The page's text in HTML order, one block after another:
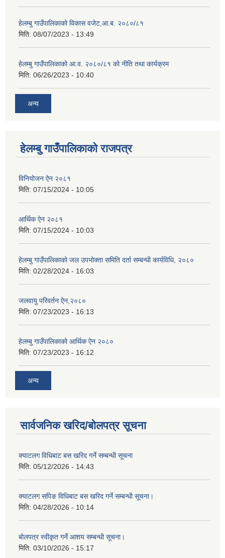
हेलम्बु गाउँपालिकाको विकास वजेट,आ.ब. २०८०/८१
मिति: 08/07/2023 - 13:49
हेलम्बु गाउँपालिकाको आ.व. २०८०/८१ को नीति तथा कार्यक्रम
मिति: 06/26/2023 - 10:40
अन्य
हेलम्बु गाउँपालिकाको राजपत्र
विनियोजन ऐन २०८१
मिति: 07/15/2024 - 10:05
आर्थिक ऐन २०८१
मिति: 07/15/2024 - 10:03
हेलम्बु गाउँपालिकाको जल उपभोक्ता समिति दर्ता सम्बन्धी कार्यविधि, २०८०
मिति: 02/28/2024 - 16:03
जलवायु परिवर्तन ऐन,२०८०
मिति: 07/23/2023 - 16:13
हेलम्बु गाउँपालिकाको आर्थिक ऐन २०८०
मिति: 07/23/2023 - 16:12
अन्य
सार्वजनिक खरिद/बोलपत्र सूचना
क्याटलग विधिबाट बस खरिद गर्ने सम्बन्धी सूचना
मिति: 05/12/2026 - 14:43
क्याटलग सपिङ विधिबाट बस खरिद गर्ने सम्बन्धी सूचना।
मिति: 04/28/2026 - 10:14
बोलपत्र स्वीकृत गर्ने आशय सम्बन्धी सूचना।
मिति: 03/10/2026 - 15:17